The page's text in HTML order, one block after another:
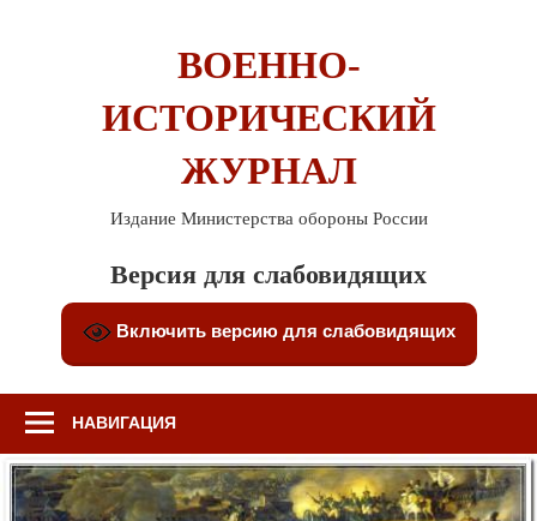
ВОЕННО-
ИСТОРИЧЕСКИЙ
ЖУРНАЛ
Издание Министерства обороны России
Версия для слабовидящих
Включить версию для слабовидящих
НАВИГАЦИЯ